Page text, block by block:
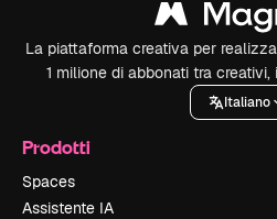
La piattaforma creativa per
1 milione di abbonati tra
Italiano
Prodotti
Spaces
Assistente IA